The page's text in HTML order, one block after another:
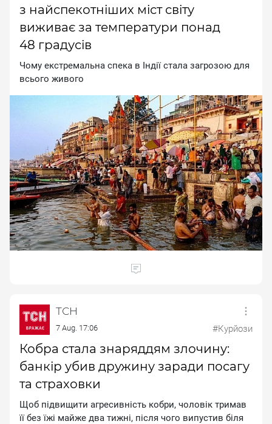
з найспекотніших міст світу
виживає за температури понад
48 градусів
Чому екстремальна спека в Індії стала загрозою для
всього живого
ТСН
7 Aug. 17:06 #Курйози
Кобра стала знаряддям злочину:
банкір убив дружину заради посагу
та страховки
Щоб підвищити агресивність кобри, чоловік тримав
її без їжі майже два тижні, після чого випустив біля